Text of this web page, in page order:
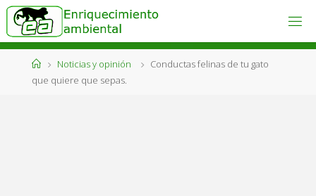
Saltar
contenido
AMBIENTAL
Engánchate
al bienestar
Página
de
Noticias y opinión
Conductas felinas de tu gato
que quiere que sepas.